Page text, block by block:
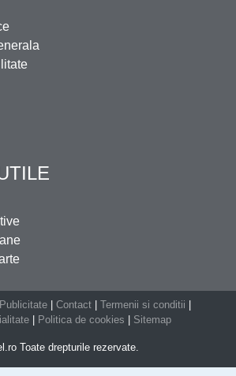
Publicitate Contact Termenii si conditii
Politica de cookies Sitemap
Toate drepturile rezervate.